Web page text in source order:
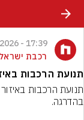
17:39 - 01.06.2026
רכבת ישראל
תנועת הרכבות
בהדרגה.